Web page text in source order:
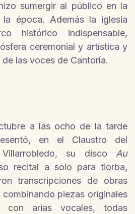
sumergir al público en la
época. Además la iglesia
histórico indispensable,
ceremonial y artística y
las voces de Cantoría.
a las ocho de la tarde
en el Claustro del
su disco Au
recital a solo para tiorba,
transcripciones de obras
piezas originales
arias vocales, todas